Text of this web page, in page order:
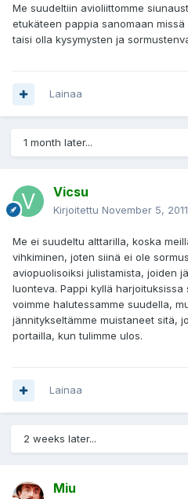
Me suudeltiin avioliittomme
etukäteen pappia sanomaan
taisi olla kysymysten ja
Lainaa
1 month later...
Vicsu
Kirjoitettu November 5, 2011
Me ei suudeltu alttarilla, koska
vihkiminen, joten siinä ei ole
aviopuolisoiksi julistamista, joiden
luonteva. Pappi kyllä
voimme halutessamme suudella,
jännitykseltämme muistaneet sitä,
portailla, kun tulimme ulos.
Lainaa
2 weeks later...
Miu